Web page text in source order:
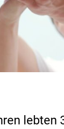
lebten